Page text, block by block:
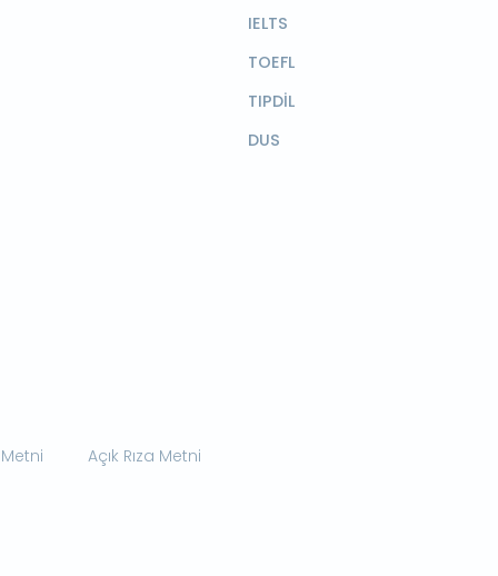
IELTS
TOEFL
TIPDİL
DUS
Açık Rıza Metni